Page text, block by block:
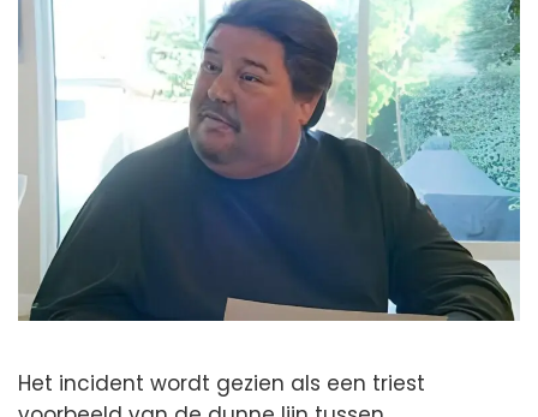
Het incident wordt gezien als een triest